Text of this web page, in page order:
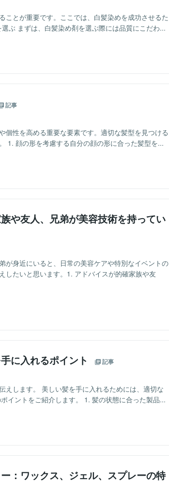
ことが重要です。ここでは、白髪染めを成功させるた
ぶ まずは、白髪染め剤を選ぶ際には品質にこだわ...
記事
個性を高める重要な要素です。適切な髪型を見つける
1. 顔の形を考慮する自分の顔の形に合った髪型を...
や友人、兄弟が美容技術を持ってい
が身近にいると、日常の美容ケアや特別なイベントの
したいと思います。1. アドバイスが的確家族や友
に入れるポイント 記事
えします。 美しい髪を手に入れるためには、適切な
イントをご紹介します。 1. 髪の状態に合った製品...
：ワックス、ジェル、スプレーの特